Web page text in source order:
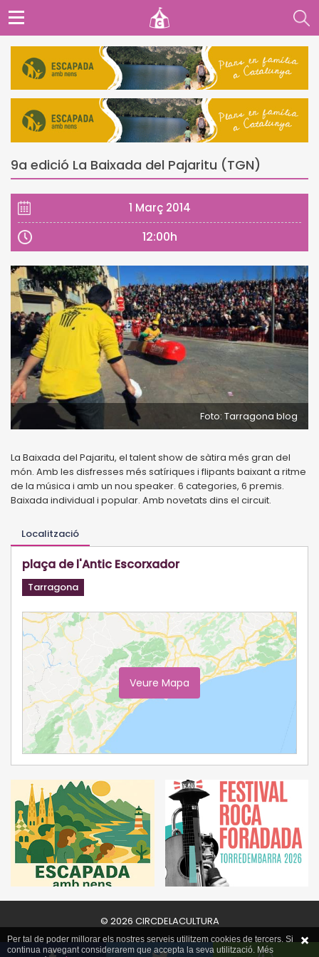
9a edició La Baixada del Pajaritu (TGN)
1 Març 2014
12:00h
Foto: Tarragona blog
La Baixada del Pajaritu, el talent show de sàtira més gran del
món. Amb les disfresses més satíriques i flipants baixant a ritme
de la música i amb un nou speaker. 6 categories, 6 premis.
Baixada individual i popular. Amb novetats dins el circuit.
Localització
plaça de l'Antic Escorxador
Tarragona
Veure Mapa
© 2026 CIRCDELACULTURA
Per tal de poder millorar els nostres serveis utilitzem cookies de tercers. Si
continua navegant considerarem que accepta la seva utilització. Més